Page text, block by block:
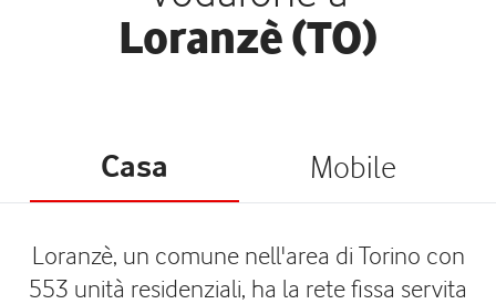
Loranzè (TO)
Casa Mobile
Loranzè, un comune nell'area di Torino con
553 unità residenziali, ha la rete fissa servita